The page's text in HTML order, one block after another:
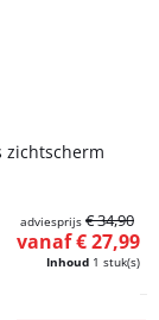
zichtscherm
Inhoud 1 stuk(s)
vanaf € 27,99
adviesprijs € 34,90